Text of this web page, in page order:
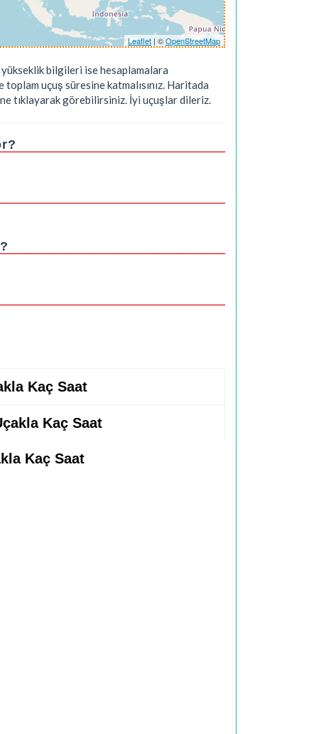
Leaflet | ©OpenStreetMap
yükseklik bilgileri ise hesaplamalara
uçuş süresine katmalısınız. Haritada
tıklayarak görebilirsiniz. İyi uçuşlar dileriz.
Kaç Saat
Kaç Saat
Kaç Saat